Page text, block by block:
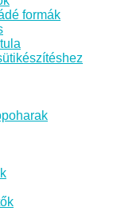
formák